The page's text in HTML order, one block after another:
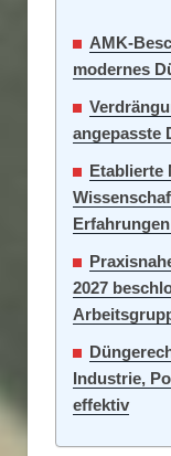
AMK-
modernes
angepasste
Etablierte
2027
Industrie,
effektiv